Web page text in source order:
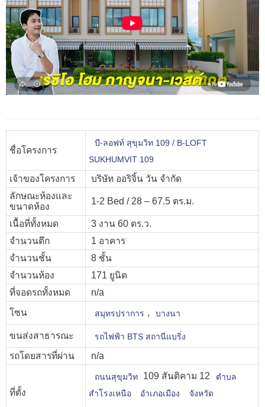
ชื่อโครงการ
บี-ลอฟท์ สุขุมวิท 109 / B-LOFT
SUKHUMVIT 109
เจ้าของโครงการ
บริษัท ออริจิ้น วัน จำกัด
ลักษณะห้องและ
ขนาดห้อง
1-2 Bed / 28 – 67.5 ตร.ม.
เนื้อที่ทั้งหมด
3 งาน 60 ตร.ว.
จำนวนตึก
1 อาคาร
จำนวนชั้น
8 ชั้น
จำนวนห้อง
171 ยูนิต
ที่จอดรถทั้งหมด
n/a
โซน
สมุทรปราการ , บางนา
ขนส่งสาธารณะ รถไฟฟ้า BTS สถานีแบริ่ง
รถโดยสารที่ผ่าน n/a
ที่ตั้ง
ถนนสุขุมวิท 109 สันติคาม 12
ตำบล
สำโรงเหนือ
อำเภอเมือง
จังหวัด